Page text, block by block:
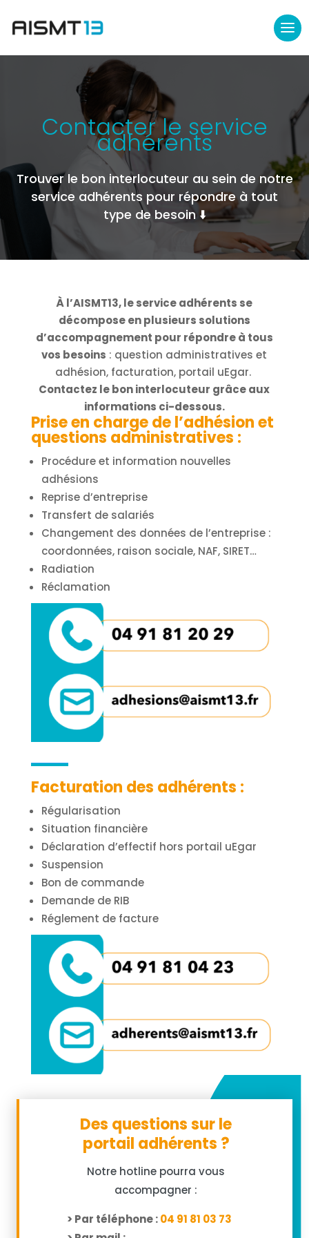
Contacter le service
adhérents
Trouver le bon interlocuteur au sein de notre
service adhérents pour répondre à tout
type de besoin ⬇️
À l’AISMT13, le service adhérents se
décompose en plusieurs solutions
d’accompagnement pour répondre à tous
vos besoins : question administratives et
adhésion, facturation, portail uEgar.
Contactez le bon interlocuteur grâce aux
informations ci-dessous.
Prise en charge de l’adhésion et
questions administratives :
Procédure et information nouvelles
adhésions
Reprise d’entreprise
Transfert de salariés
Changement des données de l’entreprise :
coordonnées, raison sociale, NAF, SIRET…
Radiation
Réclamation
Facturation des adhérents :
Régularisation
Situation financière
Déclaration d’effectif hors portail uEgar
Suspension
Bon de commande
Demande de RIB
Réglement de facture
Des questions sur le
portail adhérents ?
Notre hotline pourra vous
accompagner :
> Par téléphone :04 91 81 03 73